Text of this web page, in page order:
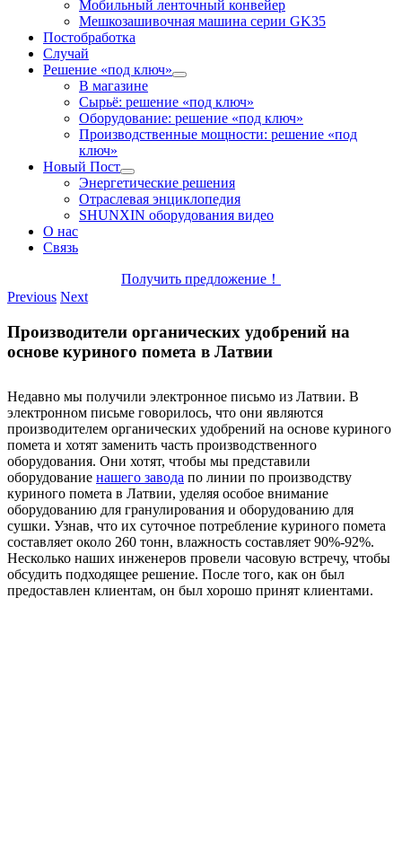
Мобильный ленточный конвейер
Мешкозашивочная машина серии GK35
Постобработка
Случай
Решение «под ключ»
В магазине
Сырьё: решение «под ключ»
Оборудование: решение «под ключ»
Производственные мощности: решение «под
ключ»
Новый Пост
Энергетические решения
Отраслевая энциклопедия
SHUNXIN оборудования видео
О нас
Связь
Получить предложение！
Previous Next
Производители органических удобрений на
основе куриного помета в Латвии
Недавно мы получили электронное письмо из Латвии. В
электронном письме говорилось, что они являются
производителем органических удобрений на основе куриного
помета и хотят заменить часть производственного
оборудования. Они хотят, чтобы мы представили
оборудование нашего завода по линии по производству
куриного помета в Латвии, уделяя особое внимание
оборудованию для гранулирования и оборудованию для
сушки. Узнав, что их суточное потребление куриного помета
составляет около 260 тонн, влажность составляет 90%-92%.
Несколько наших инженеров провели часовую встречу, чтобы
обсудить подходящее решение. После того, как он был
предоставлен клиентам, он был хорошо принят клиентами.